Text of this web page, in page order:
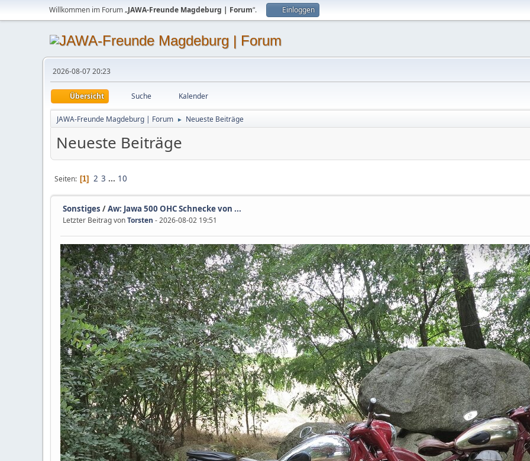
Willkommen im Forum „JAWA-Freunde Magdeburg | Forum“. Einloggen
2026-08-07 20:23
Übersicht Suche Kalender
JAWA-Freunde Magdeburg | Forum ► Neueste Beiträge
Neueste Beiträge
Seiten 1 2 3 ... 10
Sonstiges /Aw: Jawa 500 OHC Schnecke von ...
Letzter Beitrag vonTorsten - 2026-08-02 19:51